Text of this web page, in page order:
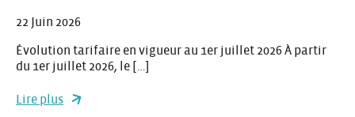
22 Juin 2026
Évolution tarifaire en vigueur au 1er juillet 2026 À partir
du 1er juillet 2026, le […]
Lire plus